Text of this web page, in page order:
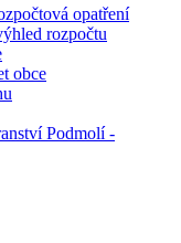
opatření
rozpočtu
obce
Podmolí -